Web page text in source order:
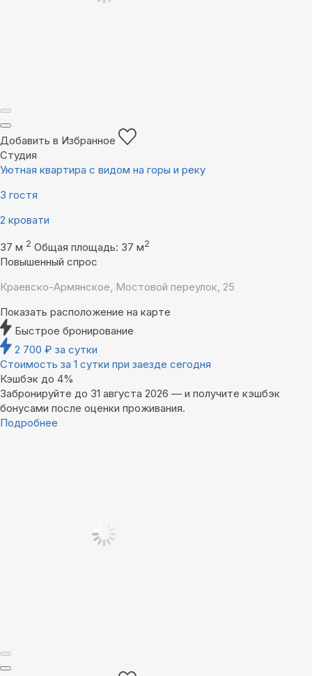
Добавить в Избранное
Студия
Уютная квартира с видом на горы и реку
3 гостя
2 кровати
37 м 2 Общая площадь: 37 м2
Повышенный спрос
Краевско-Армянское, Мостовой переулок, 25
Показать расположение на карте
Быстрое бронирование
2 700 ₽ за сутки
Стоимость за 1 сутки при заезде сегодня
Кэшбэк до 4%
Забронируйте до 31 августа 2026 — и получите кэшбэк
бонусами после оценки проживания.
Подробнее